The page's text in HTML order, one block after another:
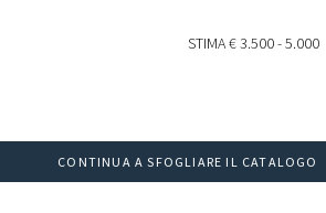
STIMA€ 3.500 - 5.000
CONTINUA A SFOGLIARE IL CATALOGO